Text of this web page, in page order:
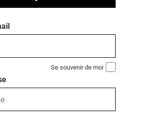
Se souvenir de moi